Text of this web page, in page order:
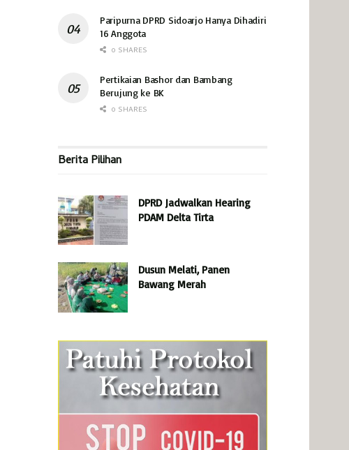
Paripurna DPRD Sidoarjo Hanya Dihadiri
16 Anggota
0 SHARES
Pertikaian Bashor dan Bambang
Berujung ke BK
0 SHARES
Berita Pilihan
DPRD Jadwalkan Hearing
PDAM Delta Tirta
Dusun Melati, Panen
Bawang Merah